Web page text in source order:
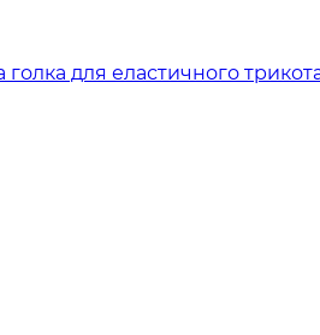
для еластичного